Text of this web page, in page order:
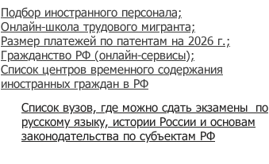
Список вузов, где можно сдать экзамены по
русскому языку, истории России и основам
законодательства по субъектам РФ
Подбор иностранного персонала;
Онлайн-школа трудового мигранта;
Размер платежей по патентам на 2026 г.;
Гражданство РФ (онлайн-сервисы);
Список центров временного содержания
иностранных граждан в РФ